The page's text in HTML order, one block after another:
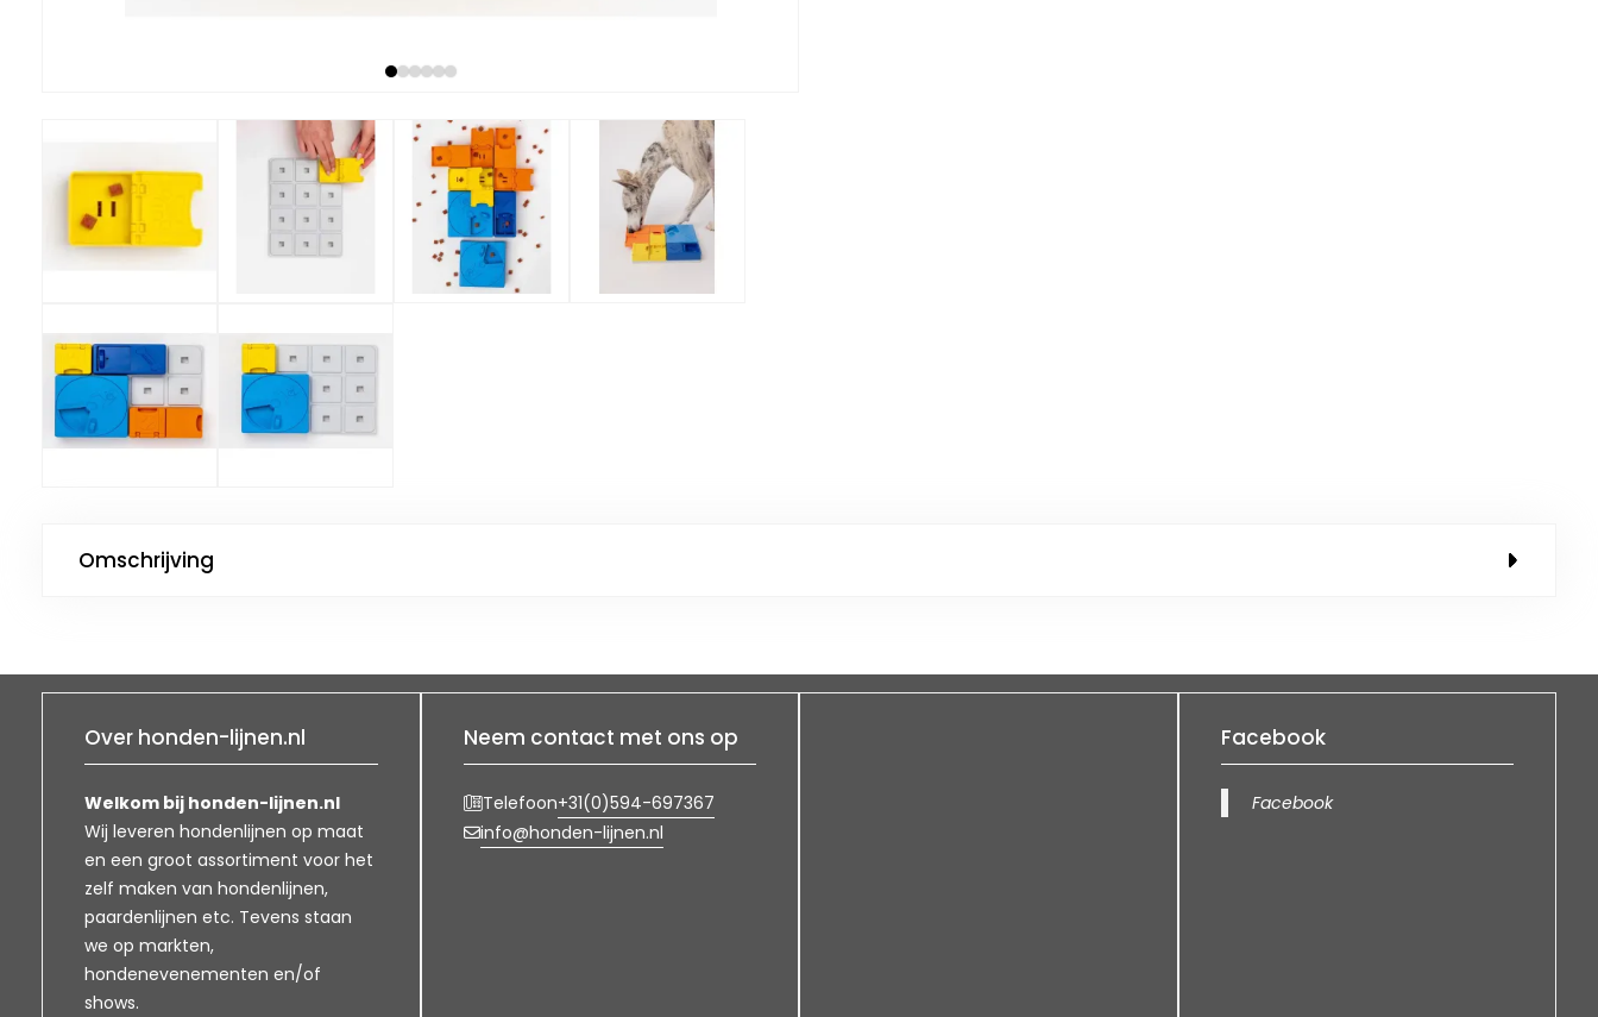
Omschrijving
Over honden-lijnen.nl
Welkom bij honden-lijnen.nl
Wij leveren hondenlijnen op maat
en een groot assortiment voor het
zelf maken van hondenlijnen,
paardenlijnen etc. Tevens staan
we op markten,
hondenevenementen en/of
shows.
Neem contact met ons op
Telefoon+31(0)594-697367
info@honden-lijnen.nl
Facebook
Facebook